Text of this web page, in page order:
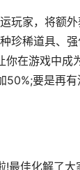
家，将额外
珍稀道具、
在游戏中成
要是再
佳化解了大